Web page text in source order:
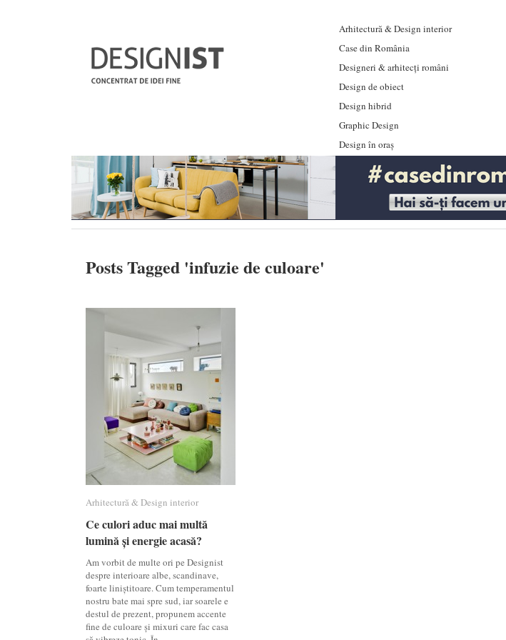
Arhitectură & Design interior
Case din România
Designeri & arhitecți români
Design de obiect
Design hibrid
Graphic Design
Design în oraș
Posts Tagged 'infuzie de culoare'
Arhitectură & Design interior
Ce culori aduc mai multă
lumină și energie acasă?
Am vorbit de multe ori pe Designist
despre interioare albe, scandinave,
foarte liniștitoare. Cum temperamentul
nostru bate mai spre sud, iar soarele e
destul de prezent, propunem accente
fine de culoare și mixuri care fac casa
Arhitectură & Design interior
Ce culori aduc mai multă
lumină și energie acasă?